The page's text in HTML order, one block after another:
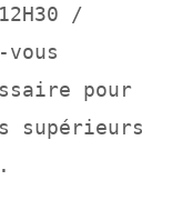
/
vous
pour
supérieurs